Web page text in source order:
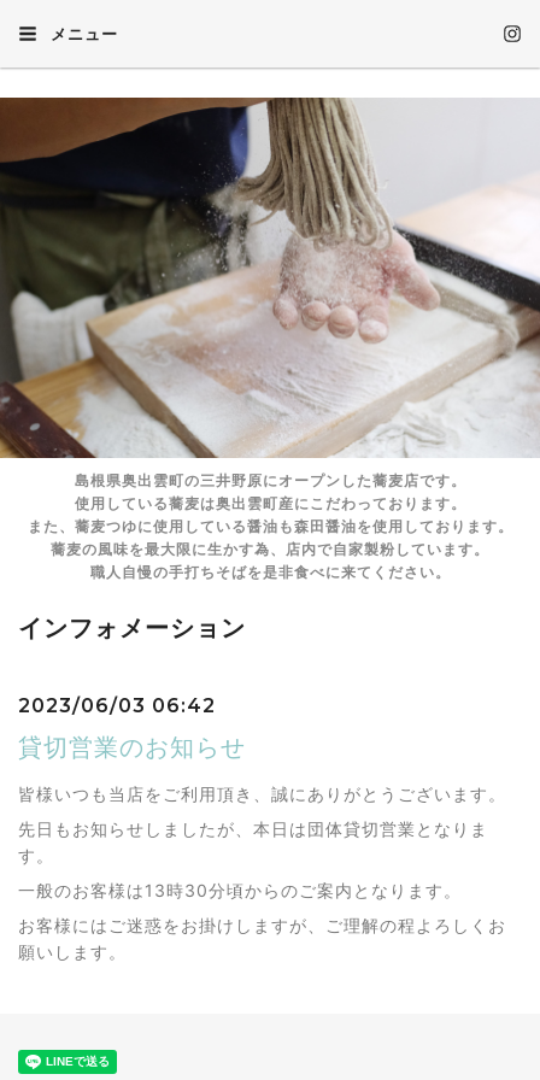
メニュー
島根県奥出雲町の三井野原にオープンした蕎麦店です。
使用している蕎麦は奥出雲町産にこだわっております。
また、蕎麦つゆに使用している醤油も森田醤油を使用しております。
蕎麦の風味を最大限に生かす為、店内で自家製粉しています。
職人自慢の手打ちそばを是非食べに来てください。
インフォメーション
2023/06/03 06:42
貸切営業のお知らせ
皆様いつも当店をご利用頂き、誠にありがとうございます。
先日もお知らせしましたが、本日は団体貸切営業となりま
す。
一般のお客様は13時30分頃からのご案内となります。
お客様にはご迷惑をお掛けしますが、ご理解の程よろしくお
願いします。